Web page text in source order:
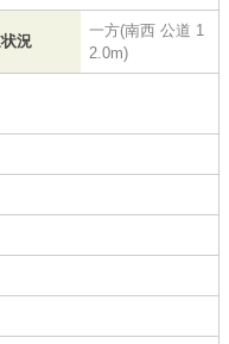
況
一方(南西 公道 1
2.0m)